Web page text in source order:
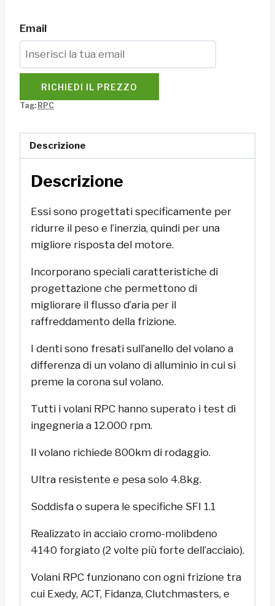
Email
RICHIEDI IL PREZZO
Tag: RPC
Descrizione
Descrizione
Essi sono progettati specificamente per
ridurre il peso e l’inerzia, quindi per una
migliore risposta del motore.
Incorporano speciali caratteristiche di
progettazione che permettono di
migliorare il flusso d’aria per il
raffreddamento della frizione.
I denti sono fresati sull’anello del volano a
differenza di un volano di alluminio in cui si
preme la corona sul volano.
Tutti i volani RPC hanno superato i test di
ingegneria a 12.000 rpm.
Il volano richiede 800km di rodaggio.
Ultra resistente e pesa solo 4.8kg.
Soddisfa o supera le specifiche SFI 1.1
Realizzato in acciaio cromo-molibdeno
4140 forgiato (2 volte più forte dell’acciaio).
Volani RPC funzionano con ogni frizione tra
cui Exedy, ACT, Fidanza, Clutchmasters, e